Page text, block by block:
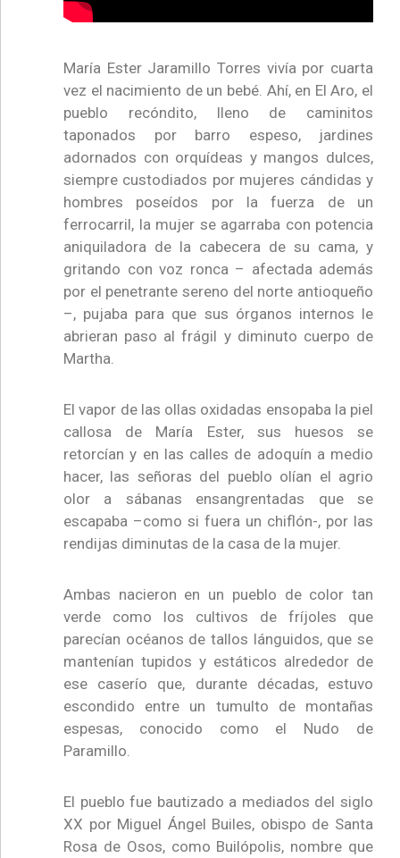
María Ester Jaramillo Torres vivía por cuarta
vez el nacimiento de un bebé. Ahí, en El Aro, el
pueblo recóndito, lleno de caminitos
taponados por barro espeso, jardines
adornados con orquídeas y mangos dulces,
siempre custodiados por mujeres cándidas y
hombres poseídos por la fuerza de un
ferrocarril, la mujer se agarraba con potencia
aniquiladora de la cabecera de su cama, y
gritando con voz ronca – afectada además
por el penetrante sereno del norte antioqueño
–, pujaba para que sus órganos internos le
abrieran paso al frágil y diminuto cuerpo de
Martha.
El vapor de las ollas oxidadas ensopaba la piel
callosa de María Ester, sus huesos se
retorcían y en las calles de adoquín a medio
hacer, las señoras del pueblo olían el agrio
olor a sábanas ensangrentadas que se
escapaba –como si fuera un chiflón-, por las
rendijas diminutas de la casa de la mujer.
Ambas nacieron en un pueblo de color tan
verde como los cultivos de fríjoles que
parecían océanos de tallos lánguidos, que se
mantenían tupidos y estáticos alrededor de
ese caserío que, durante décadas, estuvo
escondido entre un tumulto de montañas
espesas, conocido como el Nudo de
Paramillo.
El pueblo fue bautizado a mediados del siglo
XX por Miguel Ángel Builes, obispo de Santa
Rosa de Osos, como Builópolis, nombre que